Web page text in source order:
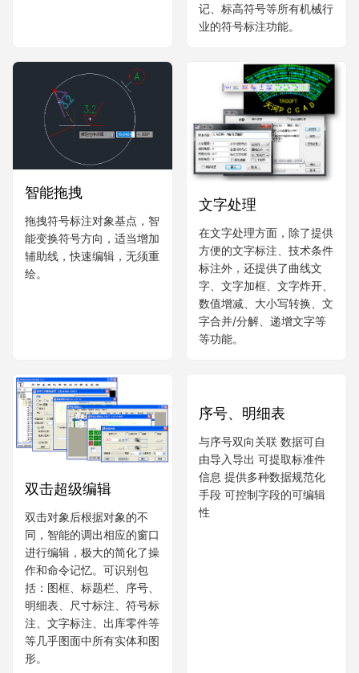
记、标高符号等所有机械行
业的符号标注功能。
智能拖拽
拖拽符号标注对象基点，智
能变换符号方向，适当增加
辅助线，快速编辑，无须重
绘。
文字处理
在文字处理方面，除了提供
方便的文字标注、技术条件
标注外，还提供了曲线文
字、文字加框、文字炸开、
数值增减、大小写转换、文
字合并/分解、递增文字等
等功能。
双击超级编辑
双击对象后根据对象的不
同，智能的调出相应的窗口
进行编辑，极大的简化了操
作和命令记忆。可识别包
括：图框、标题栏、序号、
明细表、尺寸标注、符号标
注、文字标注、出库零件等
等几乎图面中所有实体和图
形。
序号、明细表